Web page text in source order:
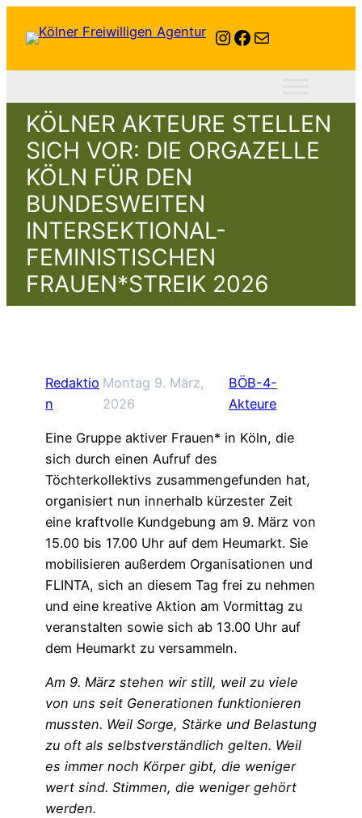
Instagram
Facebook
E-Mail
KÖLNER AKTEURE STELLEN
SICH VOR: DIE ORGAZELLE
KÖLN FÜR DEN
BUNDESWEITEN
INTERSEKTIONAL-
FEMINISTISCHEN
FRAUEN*STREIK 2026
Redaktio
n
Montag 9. März,
2026
BÖB-4-
Akteure
Eine Gruppe aktiver Frauen* in Köln, die
sich durch einen Aufruf des
Töchterkollektivs zusammengefunden hat,
organisiert nun innerhalb kürzester Zeit
eine kraftvolle Kundgebung am 9. März von
15.00 bis 17.00 Uhr auf dem Heumarkt. Sie
mobilisieren außerdem Organisationen und
FLINTA, sich an diesem Tag frei zu nehmen
und eine kreative Aktion am Vormittag zu
veranstalten sowie sich ab 13.00 Uhr auf
dem Heumarkt zu versammeln.
Am 9. März stehen wir still, weil zu viele
von uns seit Generationen funktionieren
mussten. Weil Sorge, Stärke und Belastung
zu oft als selbstverständlich gelten. Weil
es immer noch Körper gibt, die weniger
wert sind. Stimmen, die weniger gehört
werden.